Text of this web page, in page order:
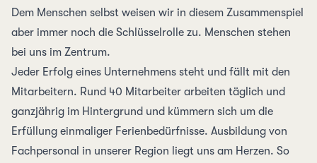
Dem Menschen selbst weisen wir in diesem Zusammenspiel
aber immer noch die Schlüsselrolle zu. Menschen stehen
bei uns im Zentrum.
Jeder Erfolg eines Unternehmens steht und fällt mit den
Mitarbeitern. Rund 40 Mitarbeiter arbeiten täglich und
ganzjährig im Hintergrund und kümmern sich um die
Erfüllung einmaliger Ferienbedürfnisse. Ausbildung von
Fachpersonal in unserer Region liegt uns am Herzen. So